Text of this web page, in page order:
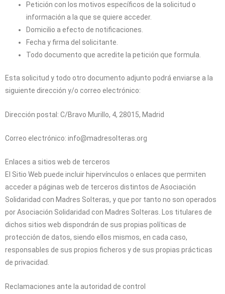
Petición con los motivos específicos de la solicitud o
información a la que se quiere acceder.
Domicilio a efecto de notificaciones.
Fecha y firma del solicitante.
Todo documento que acredite la petición que formula.
Esta solicitud y todo otro documento adjunto podrá enviarse a la
siguiente dirección y/o correo electrónico:
Dirección postal: C/Bravo Murillo, 4, 28015, Madrid
Correo electrónico: info@madresolteras.org
Enlaces a sitios web de terceros
El Sitio Web puede incluir hipervínculos o enlaces que permiten
acceder a páginas web de terceros distintos de Asociación
Solidaridad con Madres Solteras, y que por tanto no son operados
porAsociación Solidaridad con Madres Solteras. Los titulares de
dichos sitios web dispondrán de sus propias políticas de
protección de datos, siendo ellos mismos, en cada caso,
responsables de sus propios ficheros y de sus propias prácticas
de privacidad.
Reclamaciones ante la autoridad de control